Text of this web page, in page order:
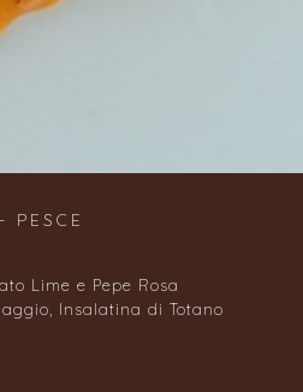
PESCE
Lime e Pepe Rosa
Insalatina di Totano